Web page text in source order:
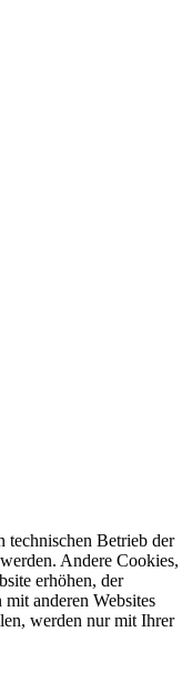
technischen Betrieb der
Andere Cookies,
erhöhen, der
anderen Websites
werden nur mit Ihrer